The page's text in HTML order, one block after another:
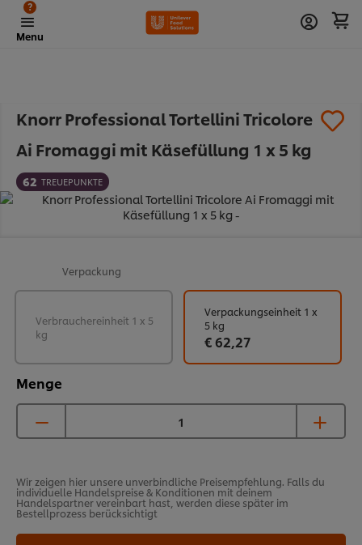
Menu
?
Knorr Professional Tortellini Tricolore
Ai Fromaggi mit Käsefüllung 1 x 5 kg
62 TREUEPUNKTE
Verpackung
Menge
Verbrauchereinheit 1 x 5
kg
Verpackungseinheit 1 x
5 kg
€ 62,27
Wir zeigen hier unsere unverbindliche Preisempfehlung. Falls du
individuelle Handelspreise & Konditionen mit deinem
Handelspartner vereinbart hast, werden diese später im
Bestellprozess berücksichtigt